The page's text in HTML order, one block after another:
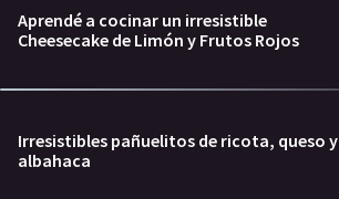
Aprendé a cocinar un irresistible
Cheesecake de Limón y Frutos Rojos
Irresistibles pañuelitos de ricota, queso y
albahaca